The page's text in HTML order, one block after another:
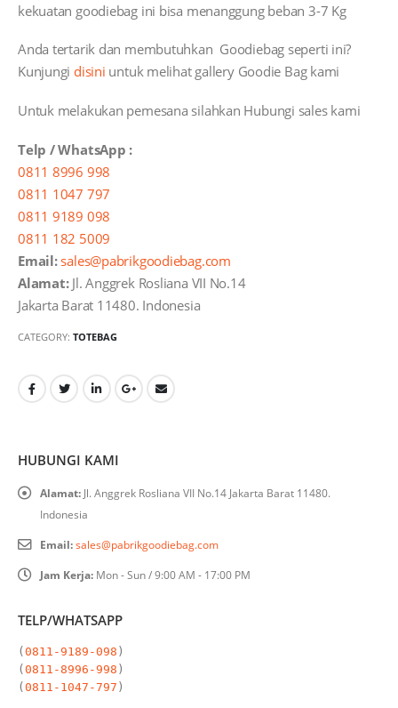
kekuatan goodiebag ini bisa menanggung beban 3-7 Kg
Anda tertarik dan membutuhkan Goodiebag seperti ini?
Kunjungi disini untuk melihat gallery Goodie Bag kami
Untuk melakukan pemesana silahkan Hubungi sales kami
Telp / WhatsApp :
0811 8996 998
0811 1047 797
0811 9189 098
0811 182 5009
Email: sales@pabrikgoodiebag.com
Alamat:Jl. Anggrek Rosliana VII No.14
Jakarta Barat 11480. Indonesia
CATEGORY: TOTEBAG
HUBUNGI KAMI
Alamat: Jl. Anggrek Rosliana VII No.14 Jakarta Barat 11480.
Indonesia
Email:sales@pabrikgoodiebag.com
Jam Kerja: Mon - Sun / 9:00 AM - 17:00 PM
TELP/WHATSAPP
(0811-9189-098 )
(0811-8996-998 )
(0811-1047-797 )